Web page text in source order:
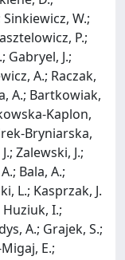
Sinkiewicz, W.;
P.;
Gabryel, J.;
A.; Raczak,
A.; Bartkowiak,
Kaplon,
Bryniarska,
Zalewski, J.;
Bala, A.;
L.; Kasprzak, J.
Huziuk, I.;
A.; Grajek, S.;
E.;